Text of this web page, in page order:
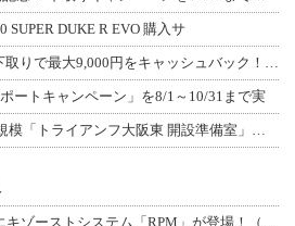
SUPER DUKE R EVO 購入サ
ートキャンペーン」を8/1～10/31まで実